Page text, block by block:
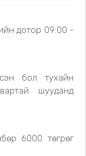
хийц нь
дотор 09:00 -
бол тухайн
шууданд
6000 төгрөг